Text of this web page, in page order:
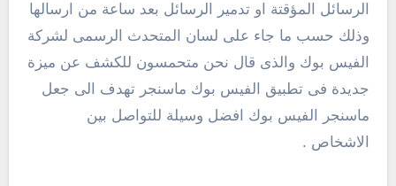
الرسائل المؤقتة او تدمير الرسائل بعد ساعة من ارسالها
وذلك حسب ما جاء على لسان المتحدث الرسمى لشركة
الفيس بوك والذى قال نحن متحمسون للكشف عن ميزة
جديدة فى تطبيق الفيس بوك ماسنجر تهدف الى جعل
ماسنجر الفيس بوك افضل وسيلة للتواصل بين
الاشخاص .